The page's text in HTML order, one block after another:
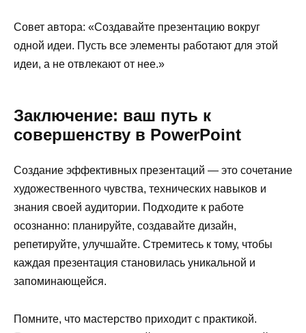
Совет автора: «Создавайте презентацию вокруг
одной идеи. Пусть все элементы работают для этой
идеи, а не отвлекают от нее.»
Заключение: ваш путь к
совершенству в PowerPoint
Создание эффективных презентаций — это сочетание
художественного чувства, технических навыков и
знания своей аудитории. Подходите к работе
осознанно: планируйте, создавайте дизайн,
репетируйте, улучшайте. Стремитесь к тому, чтобы
каждая презентация становилась уникальной и
запоминающейся.
Помните, что мастерство приходит с практикой.